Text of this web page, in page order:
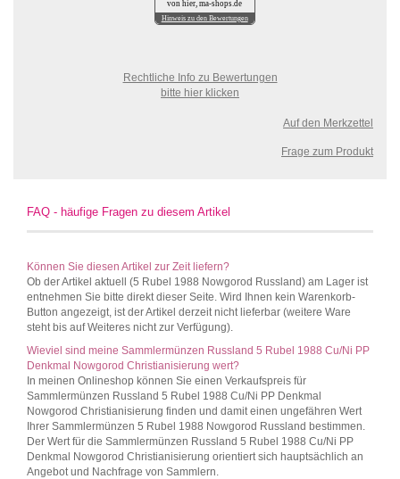
von hier, ma-shops.de
Hinweis zu den Bewertungen
Rechtliche Info zu Bewertungen
bitte hier klicken
Auf den Merkzettel
Frage zum Produkt
FAQ - häufige Fragen zu diesem Artikel
Können Sie diesen Artikel zur Zeit liefern?
Ob der Artikel aktuell (5 Rubel 1988 Nowgorod Russland) am Lager ist
entnehmen Sie bitte direkt dieser Seite. Wird Ihnen kein Warenkorb-
Button angezeigt, ist der Artikel derzeit nicht lieferbar (weitere Ware
steht bis auf Weiteres nicht zur Verfügung).
Wieviel sind meine Sammlermünzen Russland 5 Rubel 1988 Cu/Ni PP
Denkmal Nowgorod Christianisierung wert?
In meinen Onlineshop können Sie einen Verkaufspreis für
Sammlermünzen Russland 5 Rubel 1988 Cu/Ni PP Denkmal
Nowgorod Christianisierung finden und damit einen ungefähren Wert
Ihrer Sammlermünzen 5 Rubel 1988 Nowgorod Russland bestimmen.
Der Wert für die Sammlermünzen Russland 5 Rubel 1988 Cu/Ni PP
Denkmal Nowgorod Christianisierung orientiert sich hauptsächlich an
Angebot und Nachfrage von Sammlern.